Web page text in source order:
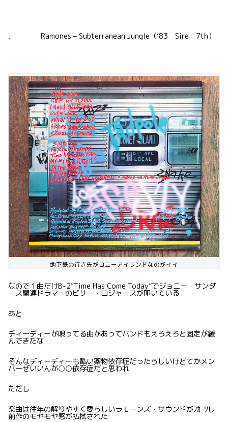
. Ramones – Subterranean Jungle（’83 Sire 7th）
地下鉄の行き先がコニーアイランドなのがイイ
なので１曲だけB-2″Time Has Come Today”でジョニー・サンダ
ース関連ドラマーのビリー・ロジャースが叩いている
あと
ディーディーが唄ってる曲があってバンドもえろえろと固定が緩
んできたな
そんなディーディーも酷い薬物依存症だったらしいけどてかメン
バーぜいいんが○○依存症だと思われ
ただし
楽曲は往年の解りやすく愛らしいラモーンズ・サウンドがﾌｶｰﾂし
前作のモヤモヤ感が払拭された